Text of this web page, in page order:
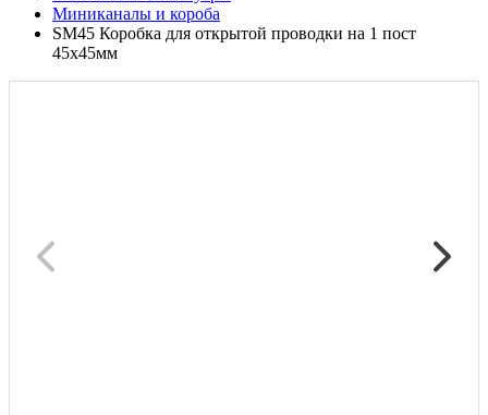
Миниканалы и короба
SM45 Коробка для открытой проводки на 1 пост
45х45мм